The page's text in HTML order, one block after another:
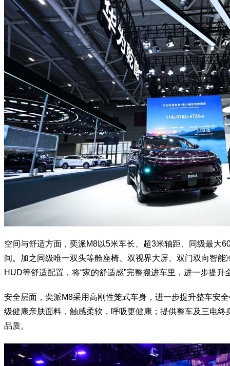
空间与舒适方面，奕派M8以5米车长、超3米轴距、同级最大
间。加之同级唯一双头等舱座椅、双视界大屏、双门双向智
HUD等舒适配置，将“家的舒适感”完整搬进车里，进一步提升
安全层面，奕派M8采用高刚性笼式车身，进一步提升整车安
级健康亲肤面料，触感柔软，呼吸更健康；提供整车及三电
品质。